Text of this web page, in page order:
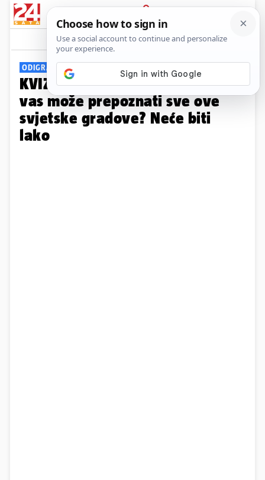
PRIJAVA
Galerija Komentari
ODIGRAJTE I ZABAVITE SE!
KVIZ Putovanje klikom! Tko od
vas može prepoznati sve ove
svjetske gradove? Neće biti
lako